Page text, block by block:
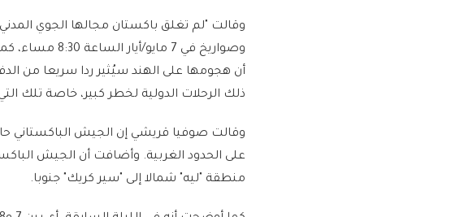
وقالت "لم تغلق باكستان مجالها الجوي
وصواريخ في 7
أن هجومها على الهند سيُثير ردا سريعا من
ذلك الرحلات الدولية لخطر كبير، خاصة تلك
على الحدود الغربية. وأضافت أن الجيش
منطقة "ليه" شمالا إلى "سير كريك" جنوبا.